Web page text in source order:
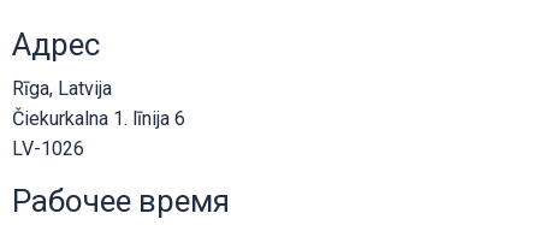
Контраст между матовым шениллом и тонкой
мерцающей пряжей создает элегантность вне
времени и притягательный внешний вид.
COUTURE
Сенсационная, новая коллекция PRESTIGE Couture
с цифровой печатью высокого качества и
Адрес
Rīga, Latvija
Čiekurkalna 1. līnija 6
LV-1026
Рабочее время